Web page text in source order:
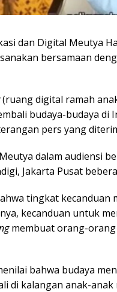
dan Digital Meutya
bersamaan
(ruang digital ramah
budaya-budaya di
pers yang
dalam audiensi
Jakarta Pusat
tingkat kecanduan
kecanduan untuk
membuat orang-
bahwa budaya
di kalangan anak-anak